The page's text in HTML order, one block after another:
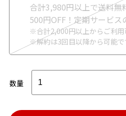
合計3,980円以上で送料無
500円OFF！定期サービス
※合計2,000円以上からご利用
※解約は3回目以降から可能で
数量